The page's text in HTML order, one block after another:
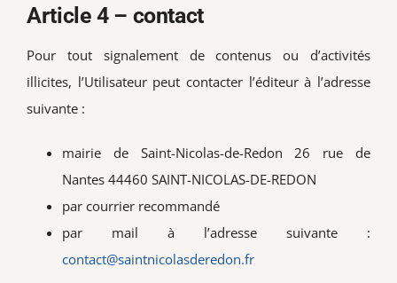
Article 4 – contact
Pour tout signalement de contenus ou d’activités
illicites, l’Utilisateur peut contacter l’éditeur à l’adresse
suivante :
mairie de Saint-Nicolas-de-Redon 26 rue de
Nantes 44460 SAINT-NICOLAS-DE-REDON
par courrier recommandé
par mail à l’adresse suivante :
contact@saintnicolasderedon.fr